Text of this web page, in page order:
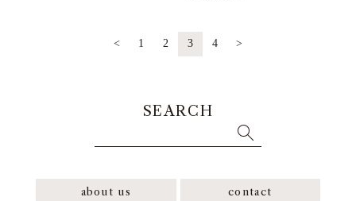
< 1 2 3 4 >
SEARCH
about us contact